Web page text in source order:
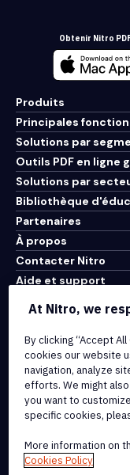
Obtenir Nitro
Produits
Principales
Solutions par
Outils PDF en ligne
Solutions par
Bibliothèque
Partenaires
À propos
Contacter Nitro
Aide et support
Conditions d'utilisation
Politique de cookies
Politique de copyright
Toutes les conditions
At Nitro, we
By clicking “Accept
cookies our website
navigation, analyze
efforts. We might
you want to
specific cookies,
More information on
Cookies Policy